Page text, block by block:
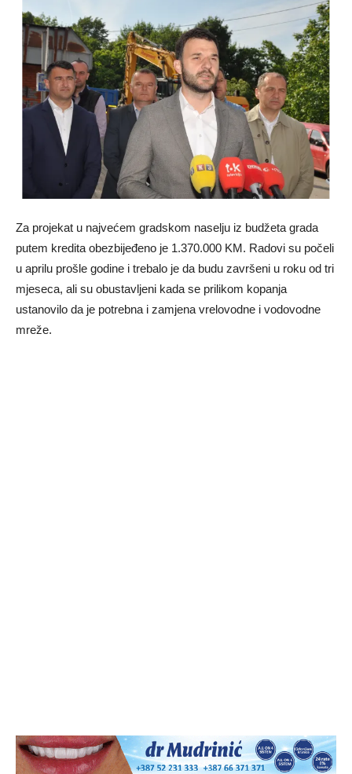
Za projekat u najvećem gradskom naselju iz budžeta grada
putem kredita obezbijeđeno je 1.370.000 KM. Radovi su počeli
u aprilu prošle godine i trebalo je da budu završeni u roku od tri
mjeseca, ali su obustavljeni kada se prilikom kopanja
ustanovilo da je potrebna i zamjena vrelovodne i vodovodne
mreže.